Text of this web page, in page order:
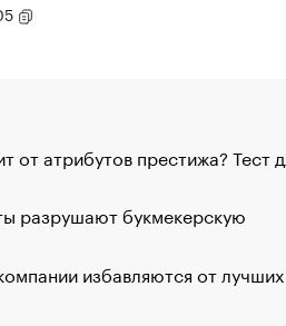
от атрибутов престижа? Тест
разрушают букмекерскую
избавляются от лучших